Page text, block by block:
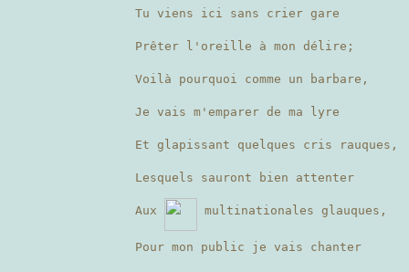
Tu viens ici sans crier gare
Prêter l'oreille à mon délire;
Voilà pourquoi comme un barbare,
Je vais m'emparer de ma lyre
Et glapissant quelques cris rauques,
Lesquels sauront bien attenter
Aux multinationales glauques,
Pour mon public je vais chanter